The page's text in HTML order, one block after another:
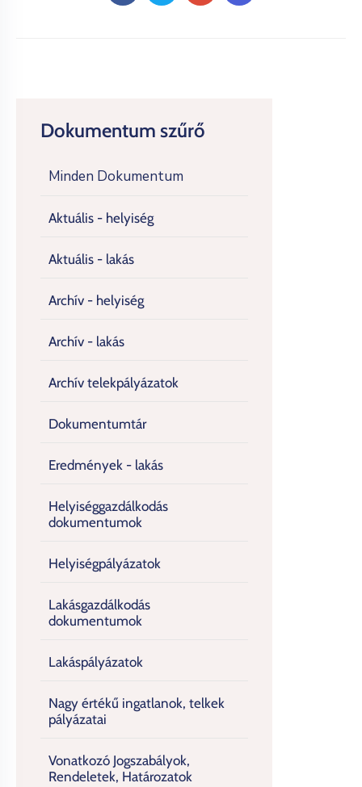
Dokumentum szűrő
Minden Dokumentum
Aktuális - helyiség
Aktuális - lakás
Archív - helyiség
Archív - lakás
Archív telekpályázatok
Dokumentumtár
Eredmények - lakás
Helyiséggazdálkodás
dokumentumok
Helyiségpályázatok
Lakásgazdálkodás
dokumentumok
Lakáspályázatok
Nagy értékű ingatlanok, telkek
pályázatai
Vonatkozó Jogszabályok,
Rendeletek, Határozatok